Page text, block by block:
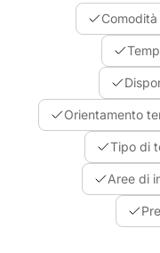
Orientamento
Tipo di
Aree di